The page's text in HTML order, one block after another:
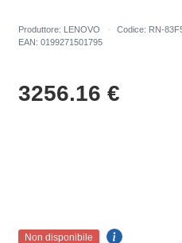
Produttore: LENOVO Codice: RN-
EAN: 0199271501795
3256.16 €
Non disponibile